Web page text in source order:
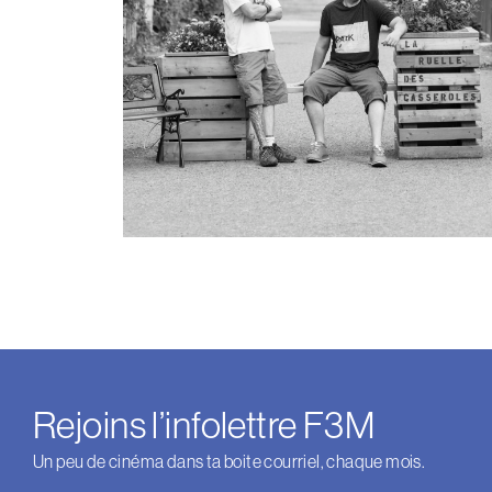
Rejoins l’infolettre F3M
Un peu de cinéma dans ta boite courriel, chaque mois.